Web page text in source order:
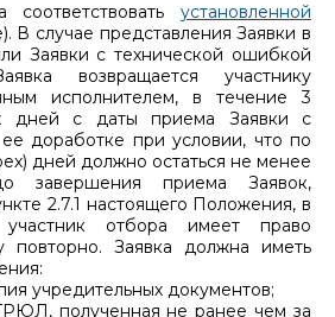
установленной
В случае представления Заявки в
Заявки с технической ошибкой
возвращается участнику
исполнителем, в течение 3
дней с даты приема Заявки с
доработке при условии, что по
дней должно остаться не менее
завершения приема Заявок,
2.7.1 настоящего Положения, в
отбора имеет право
повторно. Заявка должна иметь
учредительных документов;
полученная не ранее чем за